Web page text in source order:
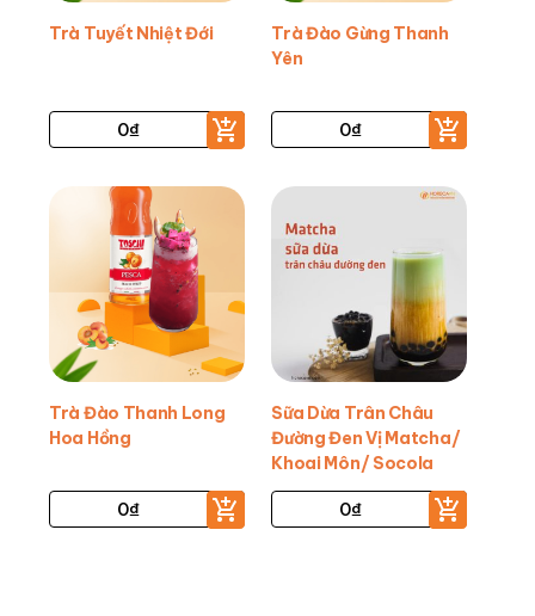
Trà Tuyết Nhiệt Đới
0₫
Trà Đào Gừng Thanh
Yên
0₫
Trà Đào Thanh Long
Hoa Hồng
0₫
Sữa Dừa Trân Châu
Đường Đen Vị Matcha/
Khoai Môn/ Socola
0₫